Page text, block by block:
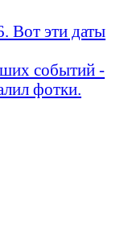
Вот эти даты
событий -
фотки.